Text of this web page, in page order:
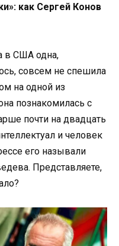
как Сергей Конов
в США одна,
совсем не спешила
на одной из
познакомилась с
почти на двадцать
и человек
его называли
Представляете,